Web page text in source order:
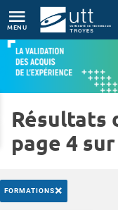
MENU
Accueil Formations
Résultats
page 4
FORMATIONS×